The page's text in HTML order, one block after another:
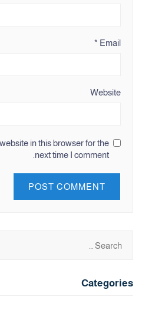
Email
*
Website
in this browser for the
next time I comment.
Categories